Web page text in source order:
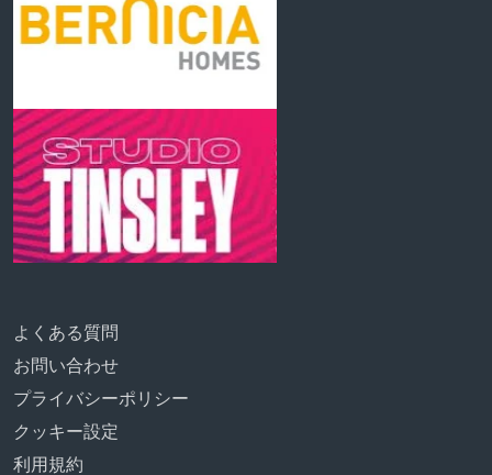
よくある質問
お問い合わせ
プライバシーポリシー
クッキー設定
利用規約